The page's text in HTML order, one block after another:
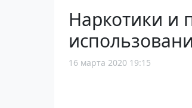
Наркотики и
16 марта 2020 19:15